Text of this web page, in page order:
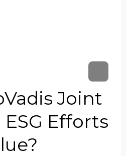
Joint
Efforts